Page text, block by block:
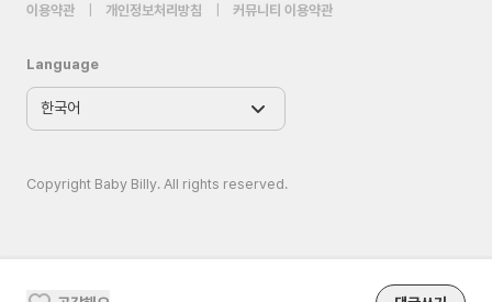
이용약관 개인정보처리방침 커뮤니티 이용약관
Language
Copyright Baby Billy. All rights reserved.